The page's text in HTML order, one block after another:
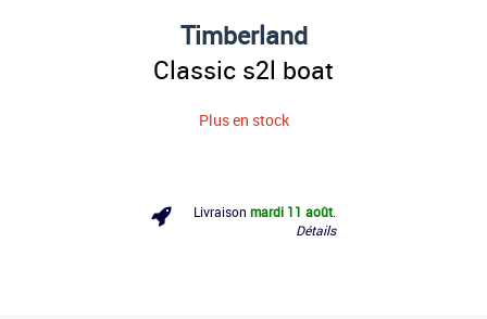
Timberland
Classic s2l boat
Plus en stock
Livraison mardi 11 août
Détails